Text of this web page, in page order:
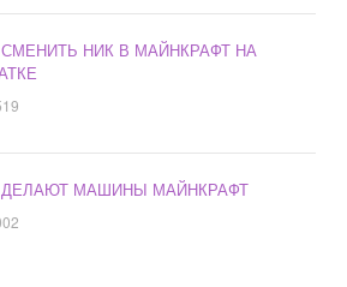
СМЕНИТЬ НИК В МАЙНКРАФТ НА
ДЕЛАЮТ МАШИНЫ МАЙНКРАФТ